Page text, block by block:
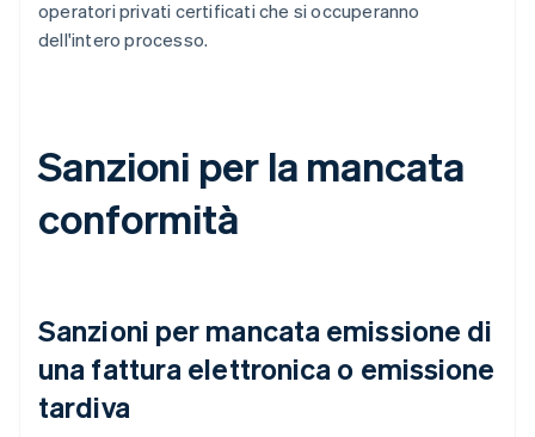
operatori privati certificati che si occuperanno
dell'intero processo.
Sanzioni per la mancata
conformità
Sanzioni per mancata emissione di
una fattura elettronica o emissione
tardiva